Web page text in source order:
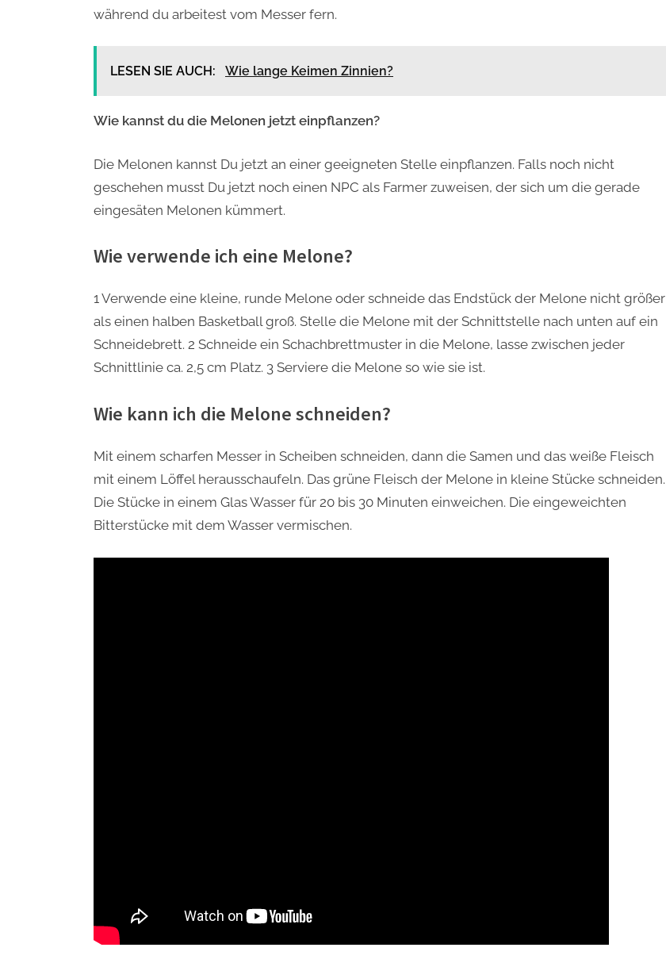
während du arbeitest vom Messer fern.
LESEN SIE AUCH: Wie lange Keimen Zinnien?
Wie kannst du die Melonen jetzt einpflanzen?
Die Melonen kannst Du jetzt an einer geeigneten Stelle einpflanzen. Falls noch nicht
geschehen musst Du jetzt noch einen NPC als Farmer zuweisen, der sich um die gerade
eingesäten Melonen kümmert.
Wie verwende ich eine Melone?
1 Verwende eine kleine, runde Melone oder schneide das Endstück der Melone nicht größer
als einen halben Basketball groß. Stelle die Melone mit der Schnittstelle nach unten auf ein
Schneidebrett. 2 Schneide ein Schachbrettmuster in die Melone, lasse zwischen jeder
Schnittlinie ca. 2,5 cm Platz. 3 Serviere die Melone so wie sie ist.
Wie kann ich die Melone schneiden?
Mit einem scharfen Messer in Scheiben schneiden, dann die Samen und das weiße Fleisch
mit einem Löffel herausschaufeln. Das grüne Fleisch der Melone in kleine Stücke schneiden.
Die Stücke in einem Glas Wasser für 20 bis 30 Minuten einweichen. Die eingeweichten
Bitterstücke mit dem Wasser vermischen.